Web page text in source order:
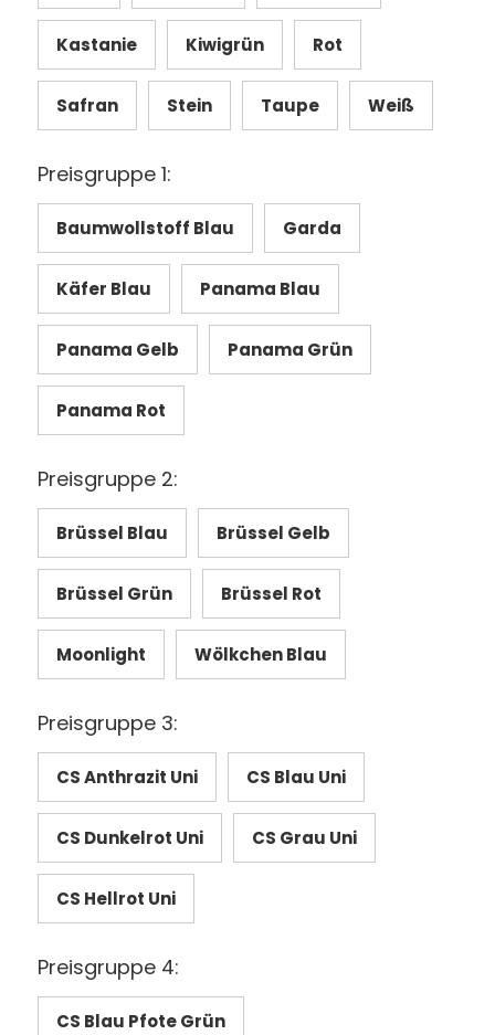
Kastanie Kiwigrün Rot
Safran Stein Taupe Weiß
Preisgruppe 1:
Baumwollstoff Blau Garda
Käfer Blau Panama Blau
Panama Gelb Panama Grün
Panama Rot
Preisgruppe 2:
Brüssel Blau Brüssel Gelb
Brüssel Grün Brüssel Rot
Moonlight Wölkchen Blau
Preisgruppe 3:
CS Anthrazit Uni CS Blau Uni
CS Dunkelrot Uni CS Grau Uni
CS Hellrot Uni
Preisgruppe 4:
CS Blau Pfote Grün